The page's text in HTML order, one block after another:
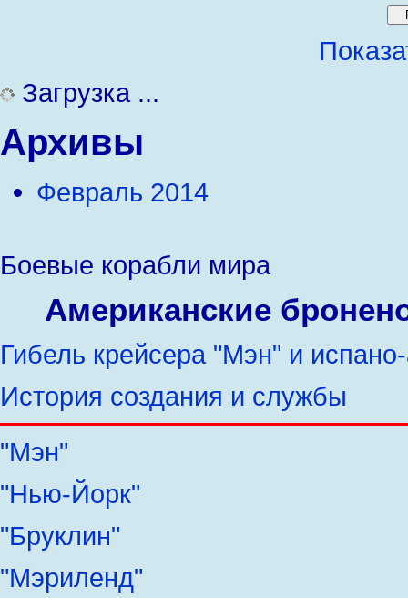
Загрузка ...
Архивы
Февраль 2014
Боевые корабли мира
Американские
Гибель крейсера "Мэн" и
История создания и службы
"Мэн"
"Нью-Йорк"
"Бруклин"
"Мэриленд"